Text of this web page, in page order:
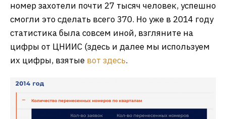
номер захотели почти 27 тысяч человек, успешно
смогли это сделать всего 370. Но уже в 2014 году
статистика была совсем иной, взгляните на
цифры от ЦНИИС (здесь и далее мы используем
их цифры, взятые вот здесь.